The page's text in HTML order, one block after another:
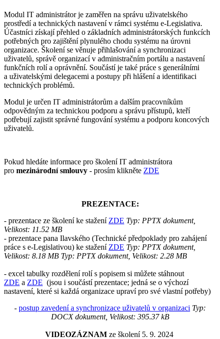
Modul IT administrátor je zaměřen na správu uživatelského
prostředí a technických nastavení v rámci systému e-Legislativa.
Účastníci získají přehled o základních administrátorských funkcích
potřebných pro zajištění plynulého chodu systému na úrovni
organizace. Školení se věnuje přihlašování a synchronizaci
uživatelů, správě organizací v administračním portálu a nastavení
funkčních rolí a oprávnění. Součástí je také práce s generálními
a uživatelskými delegacemi a postupy při hlášení a identifikaci
technických problémů.
Modul je určen IT administrátorům a dalším pracovníkům
odpovědným za technickou podporu a správu přístupů, kteří
potřebují zajistit správné fungování systému a podporu koncových
uživatelů.
Pokud hledáte informace pro školení IT administrátora
pro mezinárodní smlouvy - prosím klikněte ZDE
PREZENTACE:
- prezentace ze školení ke stažení ZDE Typ: PPTX dokument,
Velikost: 11.52 MB
- prezentace pana Ilavského (Technické předpoklady pro zahájení
práce s e-Legislativou) ke stažení ZDE Typ: PPTX dokument,
Velikost: 8.18 MB Typ: PPTX dokument, Velikost: 2.28 MB
- excel tabulky rozdělení rolí s popisem si můžete stáhnout
ZDE a ZDE (jsou i součástí prezentace; jedná se o výchozí
nastavení, které si každá organizace upraví pro své vlastní potřeby)
- postup zavedení a synchronizace uživatelů v organizaci Typ:
DOCX dokument, Velikost: 395.37 kB
VIDEOZÁZNAMze školení 5. 9. 2024